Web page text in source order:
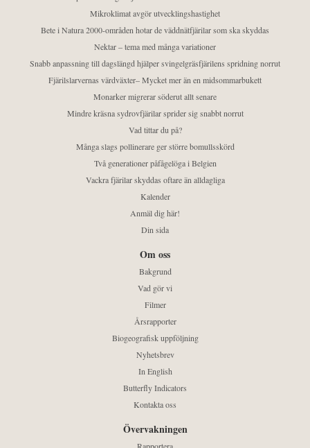
Mikroklimat avgör utvecklingshastighet
Bete i Natura 2000-områden hotar de väddnätfjärilar som ska skyddas
Nektar – tema med många variationer
Snabb anpassning till dagslängd hjälper svingelgräsfjärilens spridning norrut
Fjärilslarvernas värdväxter– Mycket mer än en midsommarbukett
Monarker migrerar söderut allt senare
Mindre kräsna sydrovfjärilar sprider sig snabbt norrut
Vad tittar du på?
Många slags pollinerare ger större bomullsskörd
Två generationer påfågelöga i Belgien
Vackra fjärilar skyddas oftare än alldagliga
Kalender
Anmäl dig här!
Din sida
Om oss
Bakgrund
Vad gör vi
Filmer
Årsrapporter
Biogeografisk uppföljning
Nyhetsbrev
In English
Butterfly Indicators
Kontakta oss
Övervakningen